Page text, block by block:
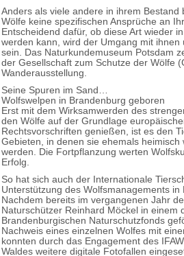
Anders als viele andere in ihrem Bestand
Wölfe keine spezifischen Ansprüche an
Entscheidend dafür, ob diese Art wieder
werden kann, wird der Umgang mit
sein. Das Naturkundemuseum Potsdam
der Gesellschaft zum Schutze der Wölfe
Wanderausstellung.
Seine Spuren im Sand…
Wolfswelpen in Brandenburg geboren
Erst mit dem Wirksamwerden des
den Wölfe auf der Grundlage
Rechtsvorschriften genießen, ist es den
Gebieten, in denen sie ehemals heimisch
werden. Die Fortpflanzung werten
Erfolg.
So hat sich auch der Internationale
Unterstützung des Wolfsmanagements in
Nachdem bereits im vergangenen Jahr
Naturschützer Reinhard Möckel in einem
Brandenburgischen Naturschutzfonds
Nachweis eines einzelnen Wolfes mit
konnten durch das Engagement des
Waldes weitere digitale Fotofallen